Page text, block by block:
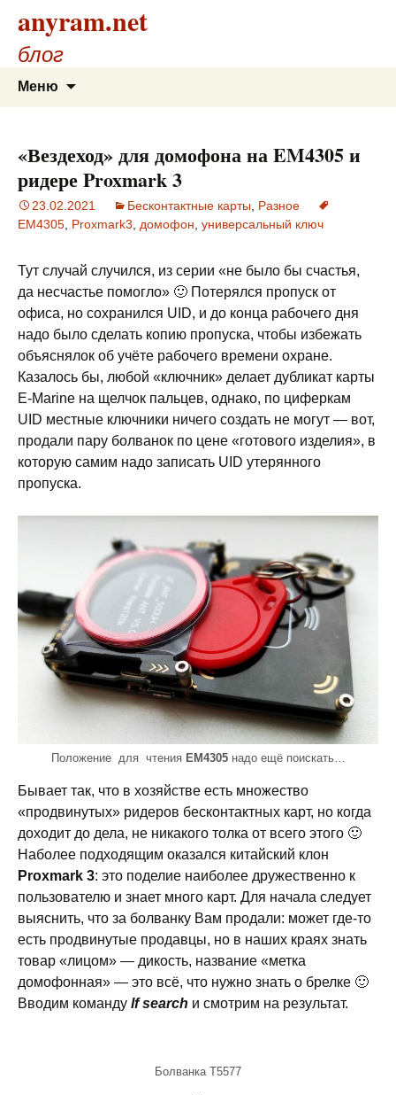
anyram.net
блог
Меню
«Вездеход» для домофона на EM4305 и
ридере Proxmark 3
23.02.2021 Бесконтактные карты Разное
EM4305 Proxmark3 домофон универсальный ключ
Тут случай случился, из серии «не было бы счастья,
да несчастье помогло» 🙂 Потерялся пропуск от
офиса, но сохранился UID, и до конца рабочего дня
надо было сделать копию пропуска, чтобы избежать
объяснялок об учёте рабочего времени охране.
Казалось бы, любой «ключник» делает дубликат карты
E-Marine на щелчок пальцев, однако, по циферкам
UID местные ключники ничего создать не могут — вот,
продали пару болванок по цене «готового изделия», в
которую самим надо записать UID утерянного
пропуска.
Положение для чтения EM4305надо ещё поискать…
Бывает так, что в хозяйстве есть множество
«продвинутых» ридеров бесконтактных карт, но когда
доходит до дела, не никакого толка от всего этого 🙂
Наболее подходящим оказался китайский клон
Proxmark 3: это поделие наиболее дружественно к
пользователю и знает много карт. Для начала следует
выяснить, что за болванку Вам продали: может где-то
есть продвинутые продавцы, но в наших краях знать
товар «лицом» — дикость, название «метка
домофонная» — это всё, что нужно знать о брелке 🙂
Вводим команду lf search и смотрим на результат.
Болванка T5577